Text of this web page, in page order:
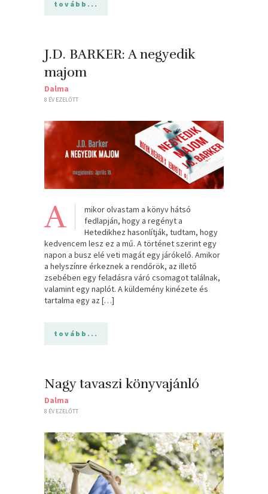
tovább...
J.D. BARKER: A ​negyedik
majom
Dalma
8 ÉV EZELŐTT
A
mikor olvastam a könyv hátsó
fedlapján, hogy a regényt a
Hetedikhez hasonlítják, tudtam, hogy
kedvencem lesz ez a mű. A történet szerint egy
napon a busz elé veti magát egy járókelő. Amikor
a helyszínre érkeznek a rendőrök, az illető
zsebében egy feladásra váró csomagot találnak,
valamint egy naplót. A küldemény kinézete és
tartalma egy az […]
tovább...
Nagy tavaszi könyvajánló
Dalma
8 ÉV EZELŐTT